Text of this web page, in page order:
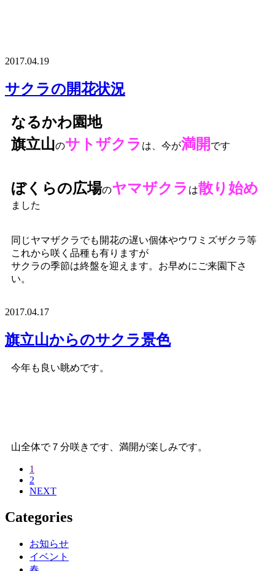
2017.04.19
サクラの開花状況
なるかわ園地
旗立山のサトザクラ は、今が満開 です
ぼくらの広場のヤマザクラ は散り始め
ました
同じヤマザクラでも開花の遅い個体やウワミズザクラ等
これから咲く品種も有りますが
サクラの季節は終盤を迎えます。お早めにご来園下さ
い。
2017.04.17
旗立山からのサクラ景色
今年も良い眺めです。
山全体で７分咲きです、満開が楽しみです。
1
2
NEXT
Categories
お知らせ
イベント